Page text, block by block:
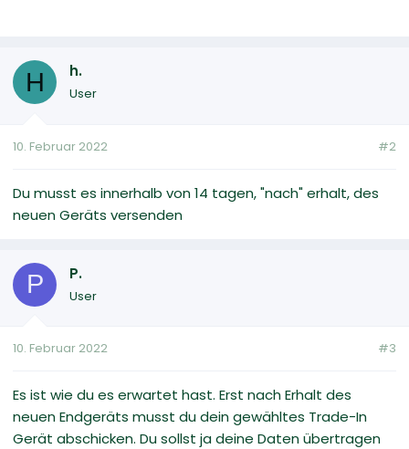
H h.
User
10. Februar 2022 #2
Du musst es innerhalb von 14 tagen, "nach" erhalt, des
neuen Geräts versenden
P P.
User
10. Februar 2022 #3
Es ist wie du es erwartet hast. Erst nach Erhalt des
neuen Endgeräts musst du dein gewähltes Trade-In
Gerät abschicken. Du sollst ja deine Daten übertragen